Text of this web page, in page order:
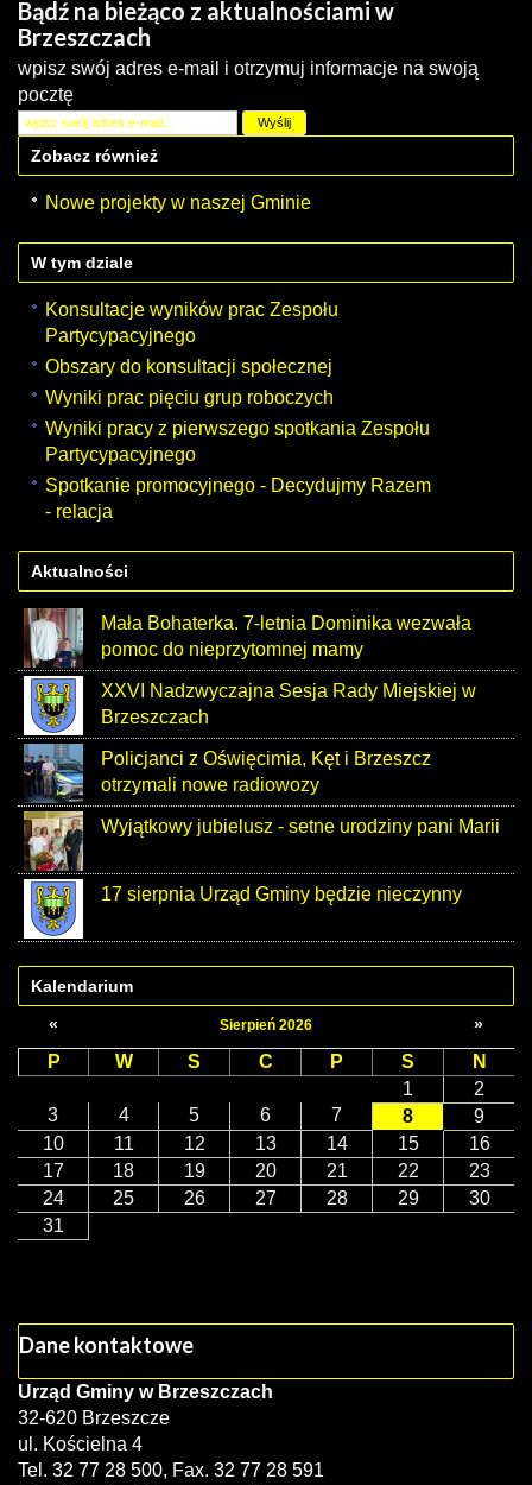
Bądź na bieżąco z aktualnościami w
Brzeszczach
wpisz swój adres e-mail i otrzymuj informacje na swoją
pocztę
Zobacz również
Nowe projekty w naszej Gminie
W tym dziale
Konsultacje wyników prac Zespołu
Partycypacyjnego
Obszary do konsultacji społecznej
Wyniki prac pięciu grup roboczych
Wyniki pracy z pierwszego spotkania Zespołu
Partycypacyjnego
Spotkanie promocyjnego - Decydujmy Razem
- relacja
Aktualności
Mała Bohaterka. 7-letnia Dominika wezwała
pomoc do nieprzytomnej mamy
XXVI Nadzwyczajna Sesja Rady Miejskiej w
Brzeszczach
Policjanci z Oświęcimia, Kęt i Brzeszcz
otrzymali nowe radiowozy
Wyjątkowy jubielusz - setne urodziny pani Marii
17 sierpnia Urząd Gminy będzie nieczynny
Kalendarium
«
Sierpień 2026 »
P W S C P S
N
1
2
3
4 5 6 7 8
9
10
11 12 13 14 15
16
17
18 19 20 21 22
23
24
25 26 27 28 29
30
31
Dane kontaktowe
Urząd Gminy w Brzeszczach
32-620 Brzeszcze
ul. Kościelna 4
Tel. 32 77 28 500, Fax. 32 77 28 591